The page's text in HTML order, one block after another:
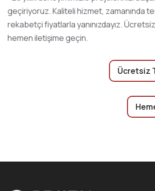
geçiriyoruz. Kaliteli hizmet, zamanında
rekabetçi fiyatlarla yanınızdayız. Ücretsiz
hemen iletişime geçin.
Ücretsiz